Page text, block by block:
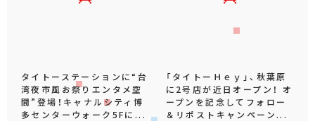
タイトーステーションに“台
湾夜市風お祭りエンタメ空
間”登場！キャナルシティ博
多センターウォーク5Fに...
「タイトーＨｅｙ」、秋葉原
に2号店が近日オープン！ オ
ープンを記念してフォロー
＆リポストキャンペーン...